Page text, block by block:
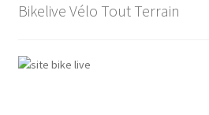
Bikelive Vélo Tout Terrain